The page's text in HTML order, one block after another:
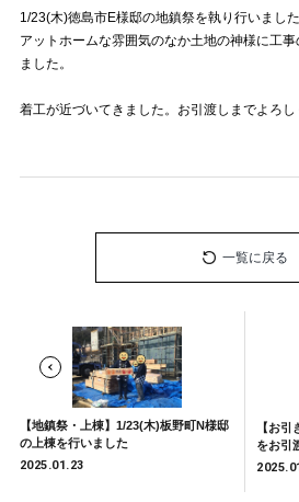
1/23(木)徳島市E様邸の地鎮祭を執り行いました
アットホームな雰囲気のなか土地の神様に工
ました。
着工が近づいてきました。お引渡しまでよろし
一覧に戻る
【地鎮祭・上棟】1/23(木)板野町N様邸
の上棟を行いました
2025.01.23
【お
をお引